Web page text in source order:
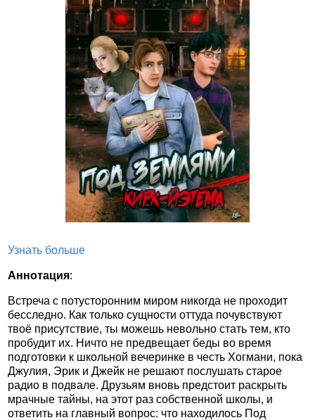
Узнать больше
Аннотация:
Встреча с потусторонним миром никогда не проходит
бесследно. Как только сущности оттуда почувствуют
твоё присутствие, ты можешь невольно стать тем, кто
пробудит их. Ничто не предвещает беды во время
подготовки к школьной вечеринке в честь Хогмани, пока
Джулия, Эрик и Джейк не решают послушать старое
радио в подвале. Друзьям вновь предстоит раскрыть
мрачные тайны, на этот раз собственной школы, и
ответить на главный вопрос: что находилось Под